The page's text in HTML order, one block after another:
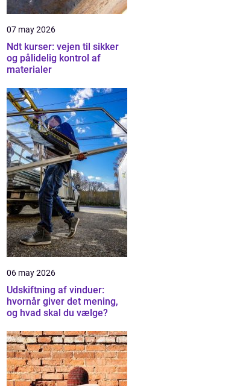
07 may 2026
Ndt kurser: vejen til sikker
og pålidelig kontrol af
materialer
06 may 2026
Udskiftning af vinduer:
hvornår giver det mening,
og hvad skal du vælge?